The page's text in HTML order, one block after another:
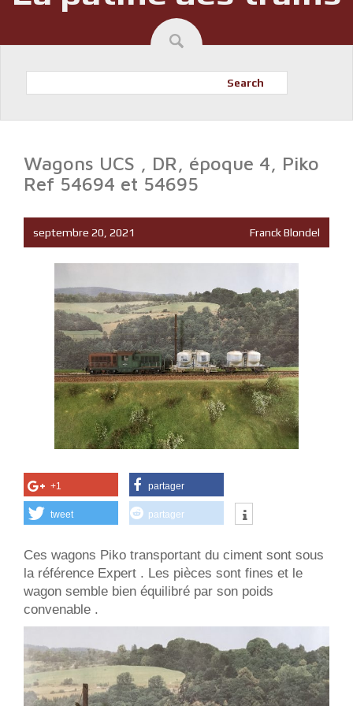
Search
Wagons UCS , DR, époque 4, Piko
Ref 54694 et 54695
septembre 20, 2021 Franck Blondel
+1 partager
tweet partager
Ces wagons Piko transportant du ciment sont sous
la référence Expert . Les pièces sont fines et le
wagon semble bien équilibré par son poids
convenable .